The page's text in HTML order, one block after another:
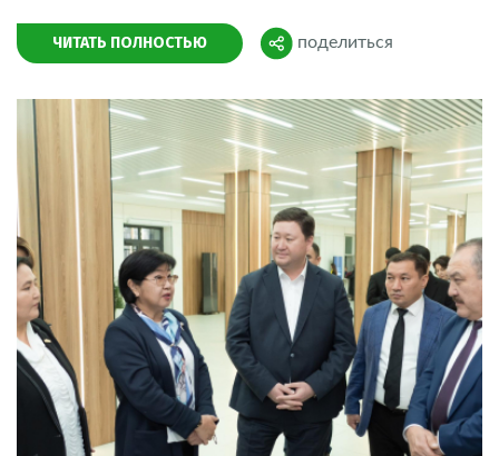
ЧИТАТЬ ПОЛНОСТЬЮ Поделиться
поделиться